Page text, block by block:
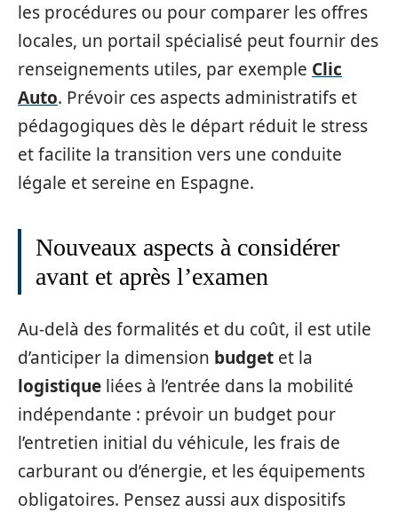
les procédures ou pour comparer les offres
locales, un portail spécialisé peut fournir des
renseignements utiles, par exemple Clic
Auto. Prévoir ces aspects administratifs et
pédagogiques dès le départ réduit le stress
et facilite la transition vers une conduite
légale et sereine en Espagne.
Nouveaux aspects à considérer
avant et après l’examen
Au-delà des formalités et du coût, il est utile
d’anticiper la dimension budget et la
logistique liées à l’entrée dans la mobilité
indépendante : prévoir un budget pour
l’entretien initial du véhicule, les frais de
carburant ou d’énergie, et les équipements
obligatoires. Pensez aussi aux dispositifs